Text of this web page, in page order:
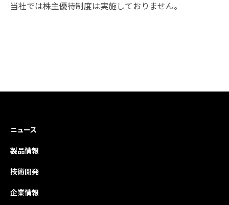
当社では株主優待制度は実施しておりません。
ニュース
製品情報
技術開発
企業情報